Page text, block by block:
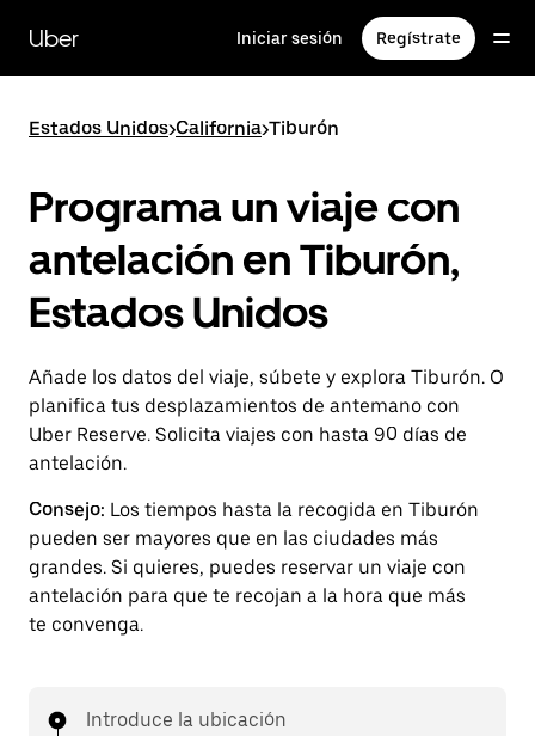
contenido
principal
Uber Iniciar sesión Regístrate
Estados Unidos>California>Tiburón
Programa un viaje con
antelación en Tiburón,
Estados Unidos
Añade los datos del viaje, súbete y explora Tiburón. O
planifica tus desplazamientos de antemano con
Uber Reserve. Solicita viajes con hasta 90 días de
antelación.
Consejo: Los tiempos hasta la recogida en Tiburón
pueden ser mayores que en las ciudades más
grandes. Si quieres, puedes reservar un viaje con
antelación para que te recojan a la hora que más
te convenga.
Introduce la ubicación